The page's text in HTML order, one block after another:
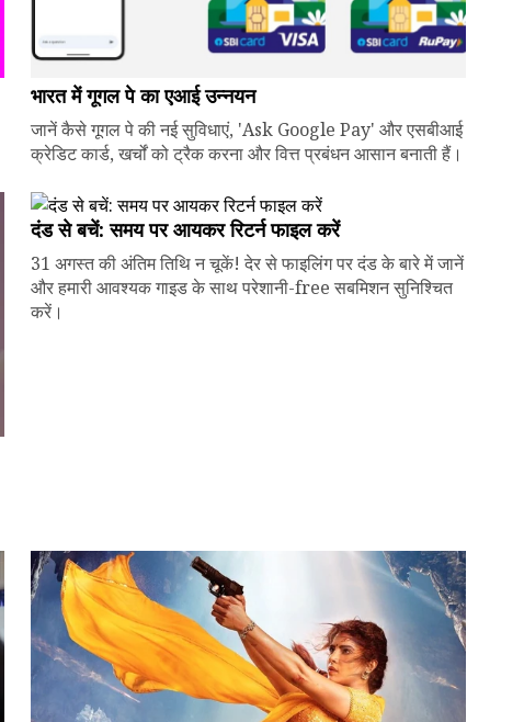
भारत में गूगल पे का एआई उन्नयन
जानें कैसे गूगल पे की नई सुविधाएं, 'Ask Google Pay' और एसबीआई
क्रेडिट कार्ड, खर्चों को ट्रैक करना और वित्त प्रबंधन आसान बनाती हैं।
दंड से बचें: समय पर आयकर रिटर्न फाइल करें
31 अगस्त की अंतिम तिथि न चूकें! देर से फाइलिंग पर दंड के बारे में जानें
और हमारी आवश्यक गाइड के साथ परेशानी-free सबमिशन सुनिश्चित
करें।